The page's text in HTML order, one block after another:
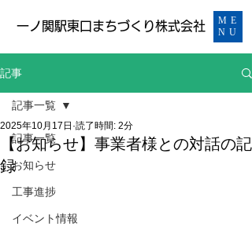
​一ノ関駅東口まちづくり株式会社
ME
NU
記事
記事一覧
お知らせ
工事進捗
イベント情報
記事一覧
【お知らせ】事業者様との対話の記
録
2025年10月17日 読了時間: 2分